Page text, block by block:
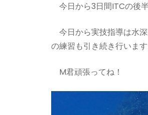
今日から3日間ITCの後半
今日から実技指導は水
の練習も引き続き行いま
M君頑張ってね！